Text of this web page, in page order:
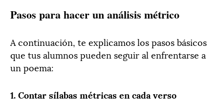
Pasos para hacer un análisis métrico
A continuación, te explicamos los pasos básicos
que tus alumnos pueden seguir al enfrentarse a
un poema:
1. Contar sílabas métricas en cada verso